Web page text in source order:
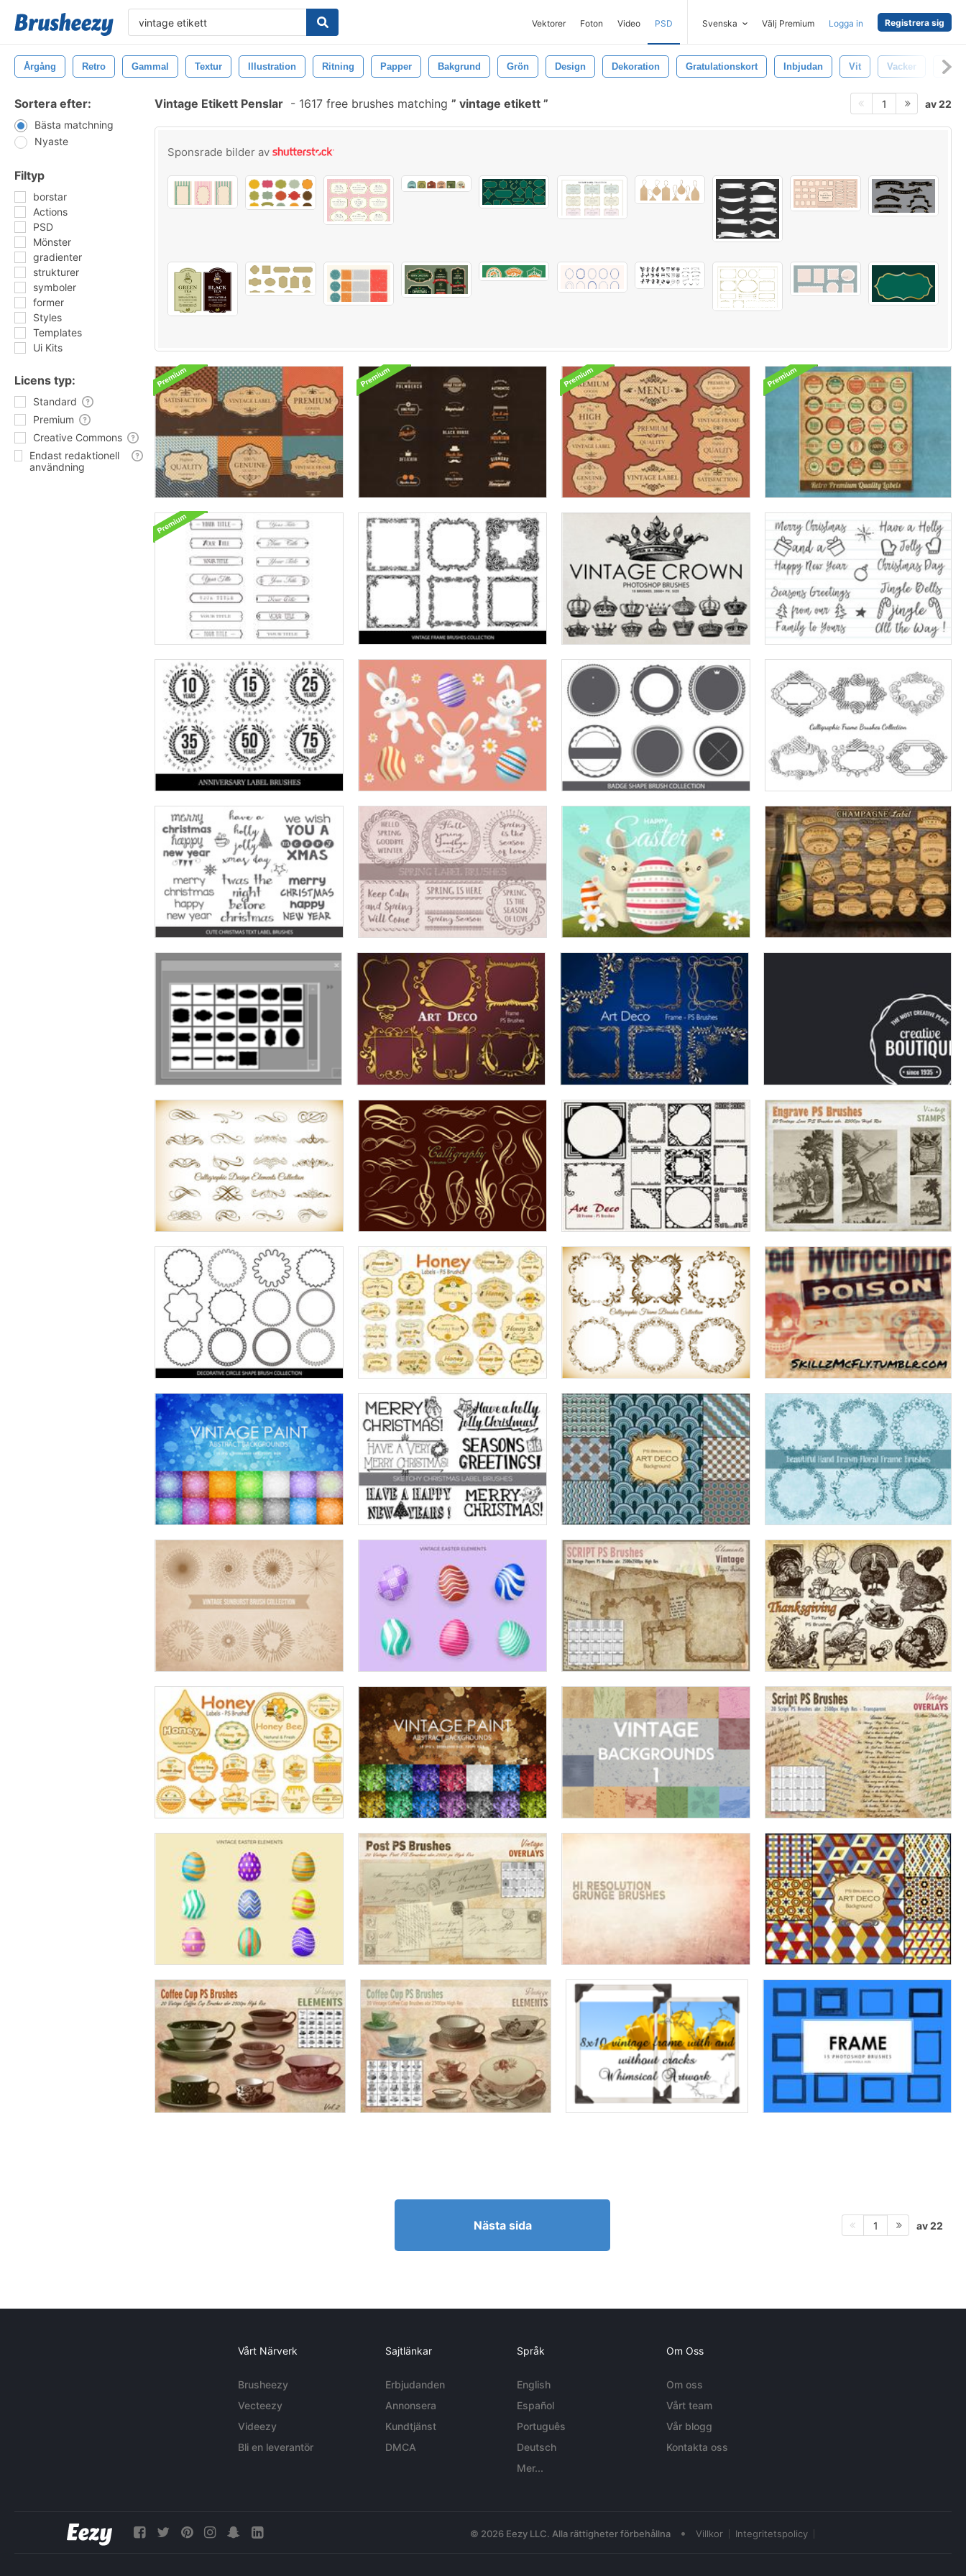
Vektorer Foton Video PSD Svenska Välj Premium Logga in Registrera sig
Årgång Retro Gammal Textur Illustration Ritning Papper Bakgrund Grön Design Dekoration Gratulationskort Inbjudan Vit Vacker
Sortera efter:
Bästa matchning
Nyaste
Filtyp
borstar
Actions
PSD
Mönster
gradienter
strukturer
symboler
former
Styles
Templates
Ui Kits
Licens typ:
Standard
Premium
Creative Commons
Endast redaktionell
användning
Vintage Etikett Penslar - 1617 free brushes matching vintage etikett 1 av 22
Sponsrade bilder av
Nästa sida 1 av 22
Vårt Närverk
Brusheezy
Vecteezy
Videezy
Bli en leverantör
Sajtlänkar
Erbjudanden
Annonsera
Kundtjänst
DMCA
Språk
English
Español
Português
Deutsch
Mer...
Om Oss
Om oss
Vårt team
Vår blogg
Kontakta oss
© 2026 Eezy LLC. Alla rättigheter förbehållna • Villkor Integritetspolicy